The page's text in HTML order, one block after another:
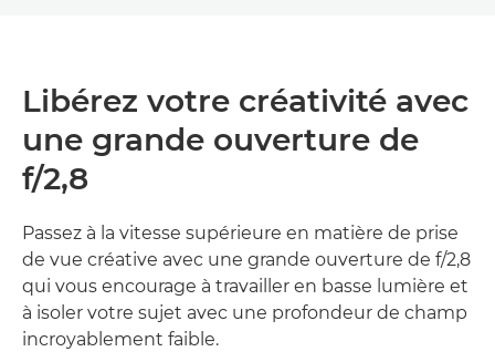
Libérez votre créativité avec
une grande ouverture de
f/2,8
Passez à la vitesse supérieure en matière de prise
de vue créative avec une grande ouverture de f/2,8
qui vous encourage à travailler en basse lumière et
à isoler votre sujet avec une profondeur de champ
incroyablement faible.